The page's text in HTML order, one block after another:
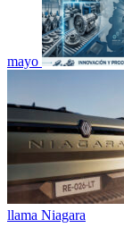
mayo
llama Niagara